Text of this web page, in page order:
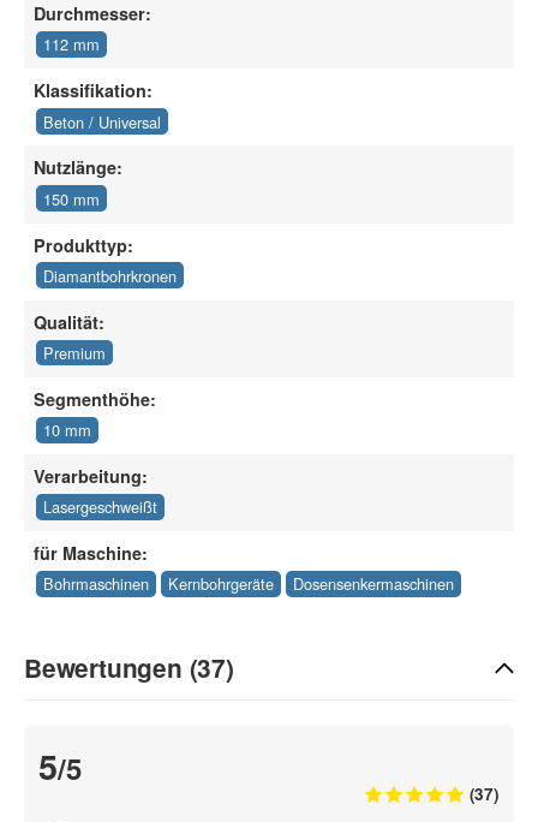
Durchmesser:
112 mm
Klassifikation:
Beton / Universal
Nutzlänge:
150 mm
Produkttyp:
Diamantbohrkronen
Qualität:
Premium
Segmenthöhe:
10 mm
Verarbeitung:
Lasergeschweißt
für Maschine:
Bohrmaschinen Kernbohrgeräte Dosensenkermaschinen
Bewertungen (37)
5/5
(37)